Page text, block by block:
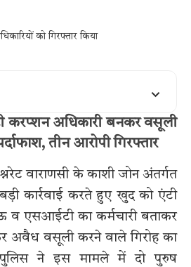
को गिरफ्तार किया
करप्शन अधिकारी बनकर वसूली
तीन आरोपी गिरफ्तार
वाराणसी के काशी जोन अंतर्गत
कार्रवाई करते हुए खुद को एंटी
व एसआईटी का कर्मचारी बताकर
अवैध वसूली करने वाले गिरोह का
पुलिस ने इस मामले में दो पुरुष